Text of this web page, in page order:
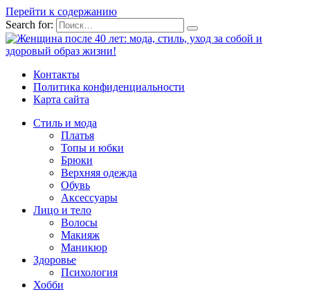
Перейти к содержанию
Search for:
Контакты
Политика конфиденциальности
Карта сайта
Стиль и мода
Платья
Топы и юбки
Брюки
Верхняя одежда
Обувь
Аксессуары
Лицо и тело
Волосы
Макияж
Маникюр
Здоровье
Психология
Хобби